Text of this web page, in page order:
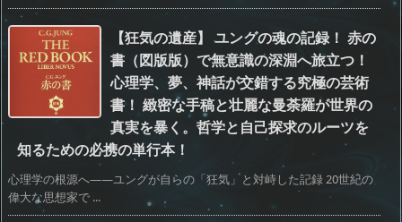
【狂気の遺産】 ユングの魂の記録！ 赤の
書（図版版）で無意識の深淵へ旅立つ！
心理学、夢、神話が交錯する究極の芸術
書！ 緻密な手稿と壮麗な曼荼羅が世界の
真実を暴く。哲学と自己探求のルーツを
知るための必携の単行本！
心理学の根源へ――ユングが自らの「狂気」と対峙した記録 20世紀の
偉大な思想家で ...